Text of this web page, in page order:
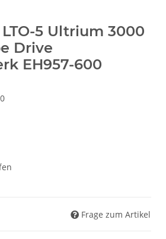
LTO-5 Ultrium 3000
Drive
EH957-600
Frage zum Artikel